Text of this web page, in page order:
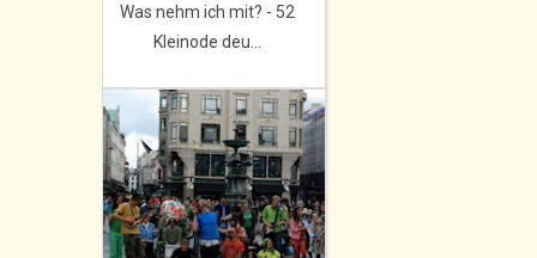
Was nehm ich mit? - 52
Kleinode deu...